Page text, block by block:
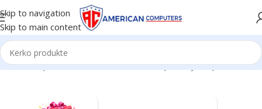
Skip to navigation
Skip to main content
Kreu/Ram produkti/4GB Po shfaqen krejt 11 përfundimet